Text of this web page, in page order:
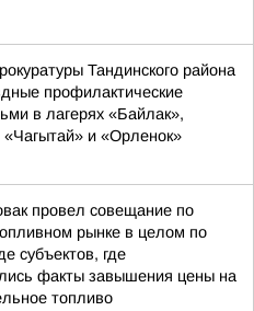
Тандинского района
профилактические
в лагерях «Байлак»,
и «Орленок»
провел совещание по
рынке в целом по
субъектов, где
факты завышения цены на
топливо